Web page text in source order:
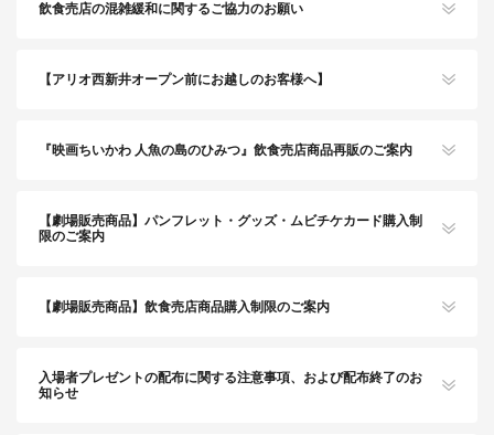
飲食売店の混雑緩和に関するご協力のお願い
【アリオ西新井オープン前にお越しのお客様へ】
『映画ちいかわ 人魚の島のひみつ』飲食売店商品再販のご案内
【劇場販売商品】パンフレット・グッズ・ムビチケカード購入制
限のご案内
【劇場販売商品】飲食売店商品購入制限のご案内
入場者プレゼントの配布に関する注意事項、および配布終了のお
知らせ